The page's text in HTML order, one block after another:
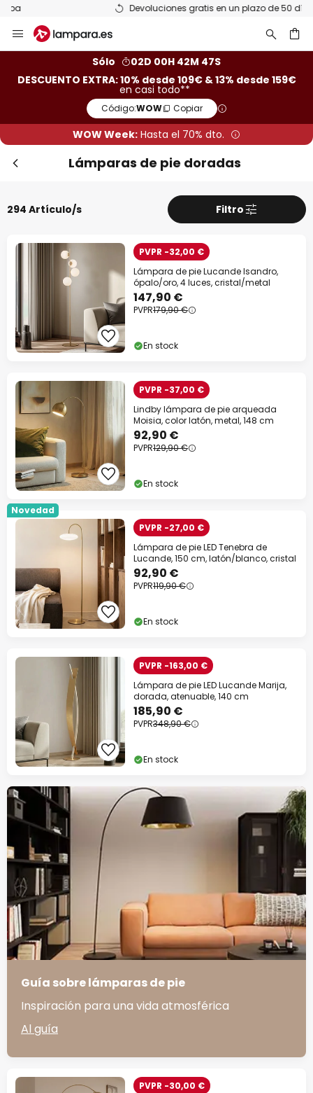
Devoluciones gratis en un plazo de 50 días
al
Sólo
02D 00H 42M 46S
DESCUENTO EXTRA: 10% desde 109€ & 13% desde 159€
en casi todo**
Código:WOW Copiar
WOW Week: Hasta el 70% dto.
Lámparas de pie doradas
294 Artículo/s Filtro
PVPR -32,00 €
Lámpara de pie Lucande Isandro,
ópalo/oro, 4 luces, cristal/metal
147,90 €
PVPR179,90 €
En stock
PVPR -37,00 €
Lindby lámpara de pie arqueada
Moisia, color latón, metal, 148 cm
92,90 €
PVPR129,90 €
En stock
Novedad
PVPR -27,00 €
Lámpara de pie LED Tenebra de
Lucande, 150 cm, latón/blanco, cristal
92,90 €
PVPR119,90 €
En stock
PVPR -163,00 €
Lámpara de pie LED Lucande Marija,
dorada, atenuable, 140 cm
185,90 €
PVPR348,90 €
En stock
Guía sobre lámparas de pie
Inspiración para una vida atmosférica
Al guía
PVPR -30,00 €
Descuento extra
-10% EXTRAdesde 109 €
-13% EXTRA.desde 159 €
en casi todo*
Código descuento:
*Marcas excluidas